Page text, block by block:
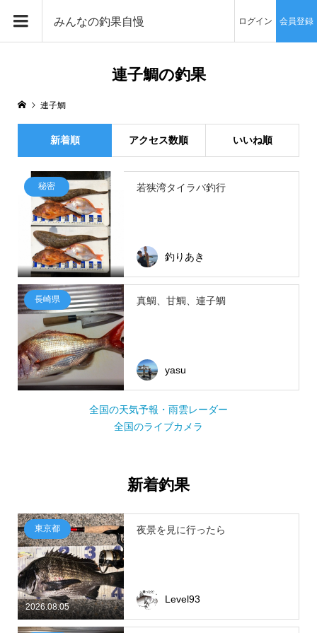
みんなの釣果自慢 ログイン 会員登録
連子鯛の釣果
連子鯛
新着順 アクセス数順 いいね順
秘密 若狭湾タイラバ釣行
釣りあき
長崎県 真鯛、甘鯛、連子鯛
yasu
全国の天気予報・雨雲レーダー
全国のライブカメラ
新着釣果
2026.08.05
東京都 夜景を見に行ったら
Level93